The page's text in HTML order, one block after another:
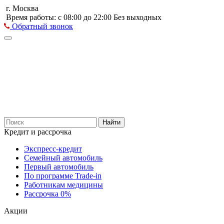
г. Москва
Время работы: с 08:00 до 22:00 Без выходных
Обратный звонок
Найти
Кредит и рассрочка
Экспресс-кредит
Семейный автомобиль
Первый автомобиль
По программе Trade-in
Работникам медицины
Рассрочка 0%
Акции